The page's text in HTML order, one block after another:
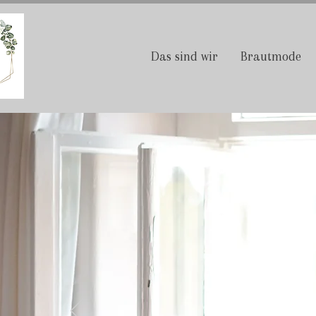
Das sind wir Brautmode